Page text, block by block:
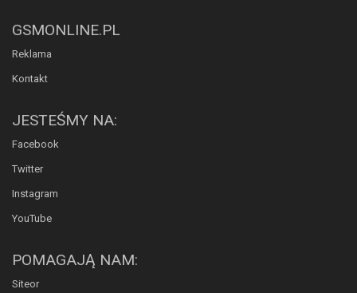
GSMONLINE.PL
Reklama
Kontakt
JESTEŚMY NA:
Facebook
Twitter
Instagram
YouTube
POMAGAJĄ NAM:
Siteor